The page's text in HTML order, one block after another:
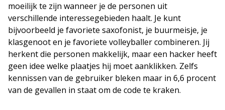
moeilijk te zijn wanneer je de personen uit
verschillende interessegebieden haalt. Je kunt
bijvoorbeeld je favoriete saxofonist, je buurmeisje, je
klasgenoot en je favoriete volleyballer combineren. Jij
herkent die personen makkelijk, maar een hacker heeft
geen idee welke plaatjes hij moet aanklikken. Zelfs
kennissen van de gebruiker bleken maar in 6,6 procent
van de gevallen in staat om de code te kraken.